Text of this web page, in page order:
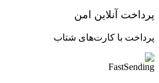
پرداخت آنلاین امن
پرداخت با کارت‌های شتاب